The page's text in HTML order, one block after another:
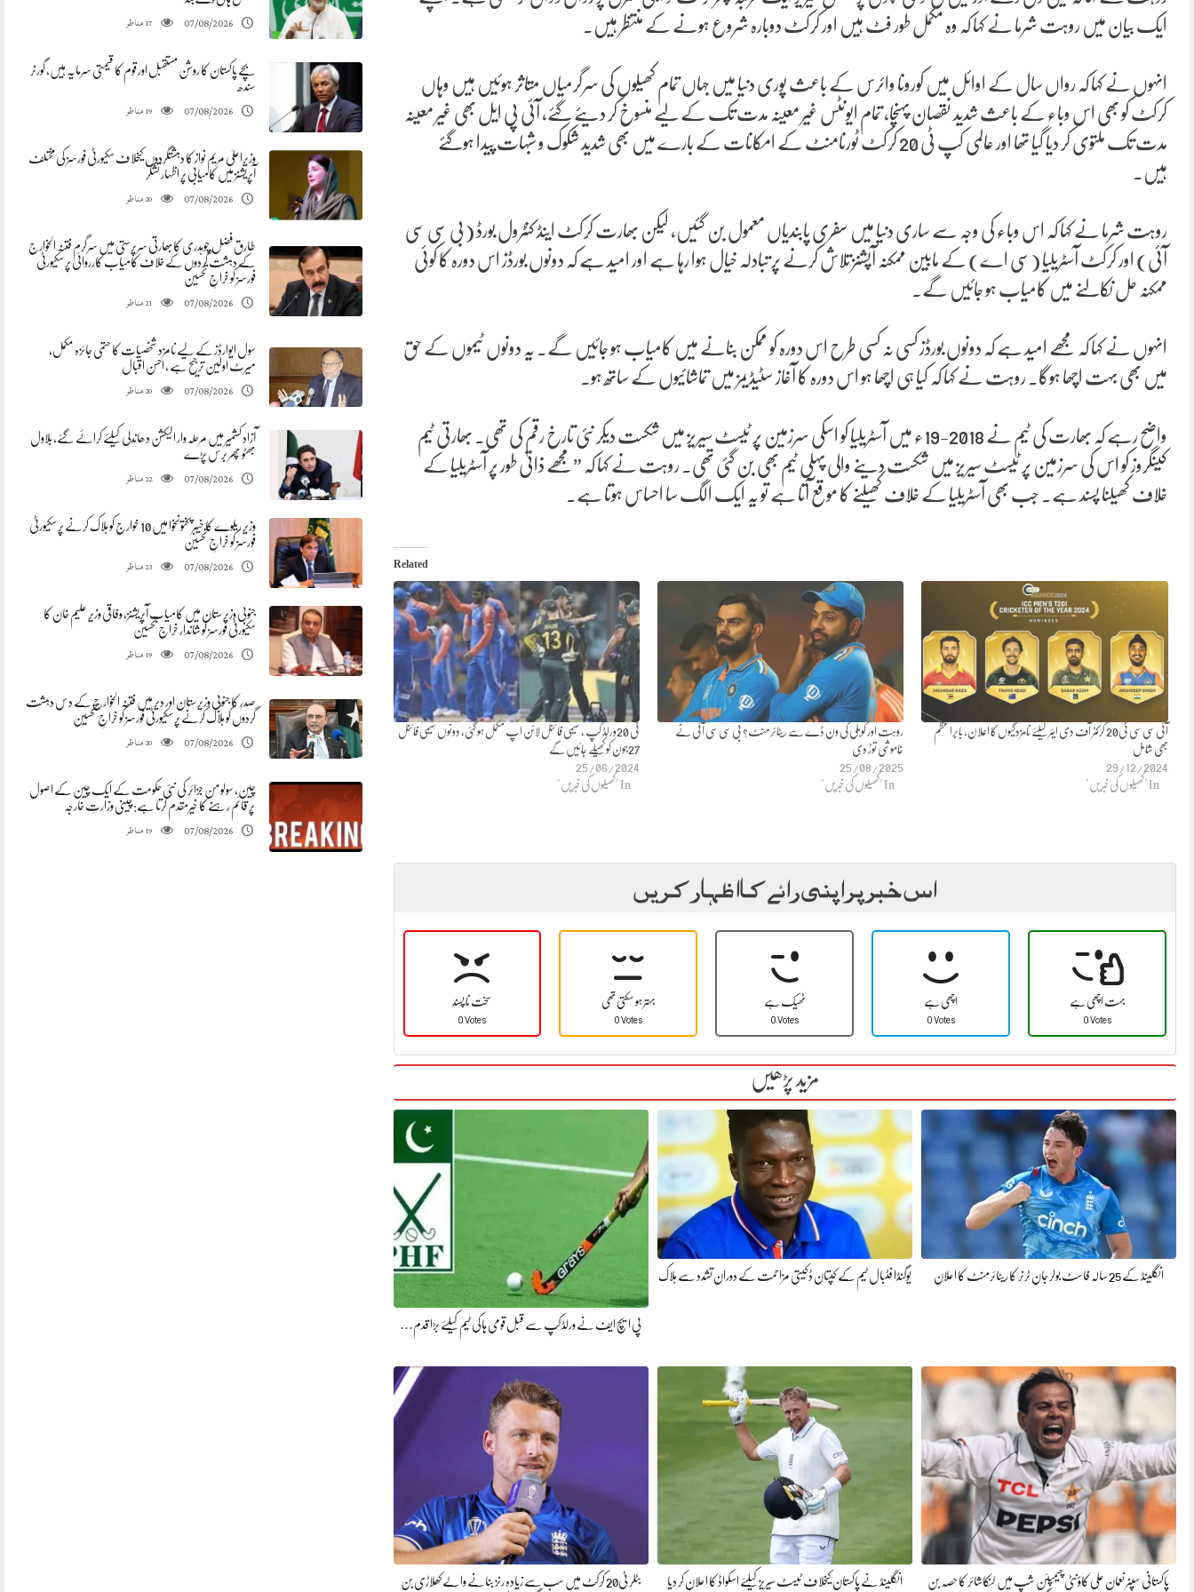
07/08/2026
17مناظر
بچے پاکستان کا روشن مستقبل اور قوم کا قیمتی سرمایہ ہیں، گورنر
سندھ
07/08/2026
19مناظر
وزیراعلیٰ مریم نواز کا دہشتگردوں کیخلاف سکیورٹی فورسز کی مختلف
آپریشنز میں کامیابی پر اظہار تشکر
07/08/2026
20مناظر
طارق فضل چوہدری کابھارتی سرپرستی میں سرگرم فتنہ الخوارج
کے دہشت گردوں کے خلاف کامیاب کارروائی پر سکیورٹی
فورسز کو خراجِ تحسین
07/08/2026
21مناظر
سول ایوارڈز کے لیے نامزد شخصیات کا حتمی جائزہ مکمل،
میرٹ اولین ترجیح ہے ، احسن اقبال
07/08/2026
20مناظر
آزاد کشمیر میں مرحلہ وار الیکشن دھاندلی کیلئے کرائے گئے، بلاول
بھٹو پھر برس پڑے
07/08/2026
22مناظر
وزیر ریلوے کا خیبرپختونخوا میں 10 خوارج کو ہلاک کرنے پر سکیورٹی
فورسز کو خراجِ تحسین
07/08/2026
23مناظر
جنوبی وزیرستان میں کامیاب آپریشنز، وفاقی وزیر علیم خان کا
سکیورٹی فورسز کو شاندار خراج تحسین
07/08/2026
19مناظر
صدرِ کا جنوبی وزیرستان اور دیر میں فتنہ الخوارج کے دس دہشت
گردوں کو ہلاک کرنے پر سکیورٹی فورسز کو خراجِ تحسین
07/08/2026
20مناظر
چین، سولومن جزائر کی نئی حکومت کے ایک چین کے اصول
پر قائم رہنے کا خیرمقدم کرتا ہے: چینی وزارتِ خارجہ
07/08/2026
19مناظر
ایک بیان میں روہت شرما نے کہا کہ وہ مکمل طور فٹ ہیں اور کرکٹ دوبارہ شروع ہونے کے منتظر ہیں۔
انہوں نے کہا کہ رواں سال کے اوائل میں کورونا وائرس کے باعث پوری دنیا میں جہاں تمام کھیلوں کی سرگرمیاں متاثر ہوئیں ہیں وہاں
کرکٹ کو بھی اس وباء کے باعث شدید نقصان پہنچا، تمام ایونٹس غیر معینہ مدت تک کے لیے منسوخ کر دیئے گئے، آئی پی ایل بھی غیر معینہ
مدت تک ملتوی کر دیا گیا تھا اور عالمی کپ ٹی 20 کرکٹ ٹورنامنٹ کے امکانات کے بارے میں بھی شدید شکوک و شبہات پیدا ہوگئے
ہیں۔
روہت شرما نے کہا کہ اس وباء کی وجہ سے ساری دنیا میں سفری پابندیاں معمول بن گئیں، لیکن بھارت کرکٹ اینڈ کنٹرول بورڈ (بی سی سی
آئی) اور کرکٹ آسٹریلیا (سی اے) کے مابین ممکنہ آپشنز تلاش کرنے پر تبادلہ خیال ہوا رہا ہے اور امید ہے کہ دونوں بورڈز اس دورہ کا کوئی
ممکنہ حل نکالنے میں کامیاب ہو جائیں گے۔
انہوں نے کہا کہ مجھے امید ہے کہ دونوں بورڈز کسی نہ کسی طرح اس دورہ کو ممکن بنانے میں کامیاب ہو جائیں گے۔ یہ دونوں ٹیموں کے حق
میں بھی بہت اچھا ہوگا۔ روہت نے کہا کہ کیا ہی اچھا ہو اس دورہ کا آغاز سٹیڈیمز میں تماشائیوں کے ساتھ ہو۔
واضح رہے کہ بھارت کی ٹیم نے 2018-19ء میں آسٹریلیا کو اسکی سرزمین پر ٹیسٹ سیریز میں شکست دیکر نئی تارخ رقم کی تھی۔ بھارتی ٹیم
کینگروز کو اس کی سرزمین پر ٹیسٹ سیریز میں شکست دینے والی پہلی ٹیم بھی بن گئی تھی۔ روہت نے کہا کہ ”مجھے ذاتی طور پر آسٹریلیا کے
خلاف کھیلنا پسند ہے۔ جب بھی آسٹریلیا کے خلاف کھیلنے کا موقع آتا ہے تو یہ ایک الگ سا احساس ہوتا ہے۔
Related
ٹی 20ورلڈ کپ ، سیمی فا ئنل لائن اپ مکمل ہو گئی، دونوں سیمی فائنل
27جون کو کھیلے جائیں گے
25/06/2024
In "کھیلوں کی خبریں"
روہت اور کوہلی کی ون ڈے سے ریٹائرمنٹ؟ بی سی سی آئی نے
خاموشی توڑ دی
25/08/2025
In "کھیلوں کی خبریں"
آئی سی سی ٹی20 کرکٹر آف دی ایئر کیلئے نامزدگیوں کا اعلان، بابراعظم
بھی شامل
29/12/2024
In "کھیلوں کی خبریں"
اس خبر پر اپنی رائے کا اظہار کریں
سخت نا پسند
0 Votes
بہتر ہو سکتی تھی
0 Votes
ٹھیک ہے
0 Votes
اچھی ہے
0 Votes
بہت اچھی ہے
0 Votes
مزید پڑھیں
انگلینڈ کے 25 سالہ فاسٹ بولر جان ٹرنر کا ریٹائرمنٹ کا اعلان یوگنڈا فٹبال ٹیم کے کپتان ڈکیتی مزاحمت کے دوران تشدد سے ہلاک
پی ایچ ایف نے ورلڈ کپ سے قبل قومی ہاکی ٹیم کیلئے بڑا قدم…
پاکستانی سپنر نعمان علی کاؤنٹی چیمپئن شپ میں لنکاشائر کا حصہ بن
انگلینڈ نے پاکستان کیخلاف ٹیسٹ سیریز کیلئے اسکواڈ کا اعلان کر دیا
بٹلر ٹی20 کرکٹ میں سب سے زیادہ رنز بنانے والے کھلاڑی بن